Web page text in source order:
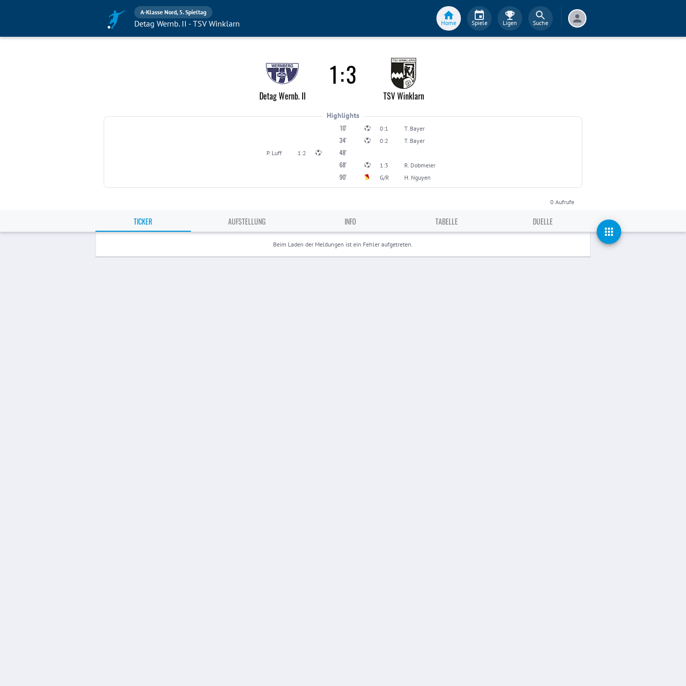
A-Klasse Nord, 5. Spieltag
Detag Wernb. II - TSV Winklarn Home Spiele Ligen Suche
Detag Wernb. II
1:3
TSV Winklarn
Highlights
T. Bayer
0:1
10'
T. Bayer
0:2
34'
P. Luff 1:2 48'
R. Dobmeier
1:3
68'
H. Nguyen
G/R
90'
0 Aufrufe
TICKER AUFSTELLUNG INFO TABELLE DUELLE
Beim Laden der Meldungen ist ein Fehler aufgetreten.